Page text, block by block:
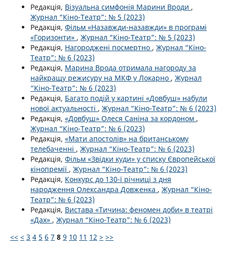
Редакція, Візуальна симфонія Марини Вроди ,
Журнал “Кіно-Театр”: № 5 (2023)
Редакція, Фільм «Назавжди-назавжди» в програмі
«Горизонти» , Журнал “Кіно-Театр”: № 5 (2023)
Редакція, Нагороджені посмертно , Журнал “Кіно-
Театр”: № 6 (2023)
Редакція, Марина Врода отримала нагороду за
найкращу режисуру на МКФ у Локарно , Журнал
“Кіно-Театр”: № 6 (2023)
Редакція, Багато подій у картині «Довбуш» набули
нової актуальності , Журнал “Кіно-Театр”: № 6 (2023)
Редакція, «Довбуш» Олеся Саніна за кордоном ,
Журнал “Кіно-Театр”: № 6 (2023)
Редакція, «Мати апостолів» на британському
телебаченні , Журнал “Кіно-Театр”: № 6 (2023)
Редакція, Фільм «Звідки куди» у списку Європейської
кінопремії , Журнал “Кіно-Театр”: № 6 (2023)
Редакція, Конкурс до 130-ї річниці з дня
народження Олександра Довженка , Журнал “Кіно-
Театр”: № 6 (2023)
Редакція, Вистава «Тичина: феномен доби» в театрі
«Дах» , Журнал “Кіно-Театр”: № 6 (2023)
<< < 3 4 5 6 7 8 9 10 11 12 > >>